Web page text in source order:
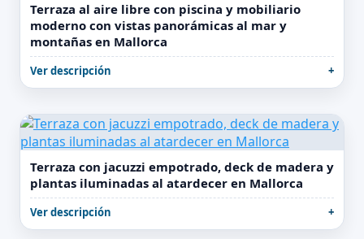
Terraza al aire libre con piscina y mobiliario
moderno con vistas panorámicas al mar y
montañas en Mallorca
Ver descripción
Terraza con jacuzzi empotrado, deck de madera y
plantas iluminadas al atardecer en Mallorca
Ver descripción